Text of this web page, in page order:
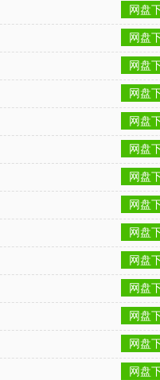
网盘
网盘
网盘
网盘
网盘
网盘
网盘
网盘
网盘
网盘
网盘
网盘
网盘
网盘